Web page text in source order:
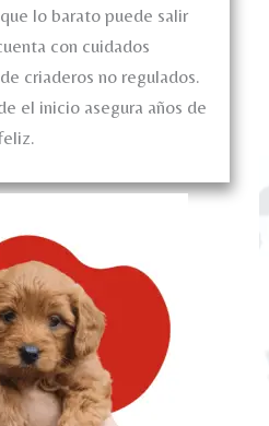
lo barato puede salir
con cuidados
criaderos no regulados.
el inicio asegura años de